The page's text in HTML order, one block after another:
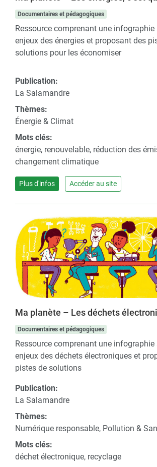
Documentaires et pédagogiques
Ressource comprenant une
enjeux des énergies et proposant des
solutions pour les économiser
Publication:
La Salamandre
Thèmes:
Énergie & Climat
Mots clés:
énergie, renouvelable, réduction des
changement climatique
Plus d'infos Accéder au site
Ma planète – Les déchets
Documentaires et pédagogiques
Ressource comprenant une
enjeux des déchets électroniques et
pistes de solutions
Publication:
La Salamandre
Thèmes:
Numérique responsable, Pollution &
Mots clés:
déchet électronique, recyclage